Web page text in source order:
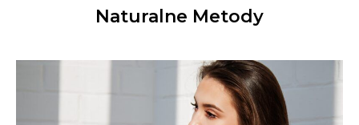
Naturalne Metody